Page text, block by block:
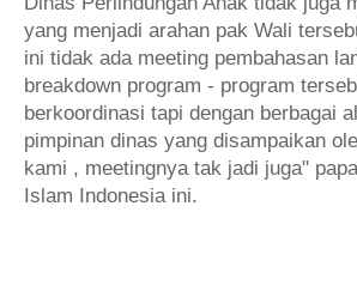
yang menjadi arahan pak Wali
ini tidak ada meeting pembahasan
breakdown program - program
berkoordinasi tapi dengan berbagai
pimpinan dinas yang disampaikan
kami , meetingnya tak jadi juga"
Islam Indonesia ini.